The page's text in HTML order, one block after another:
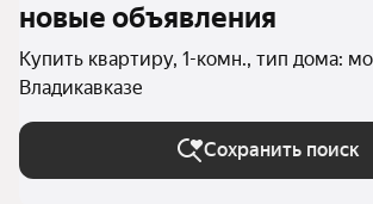
новые объявления
Купить квартиру, 1-комн., тип дома:
Владикавказе
Сохранить поиск